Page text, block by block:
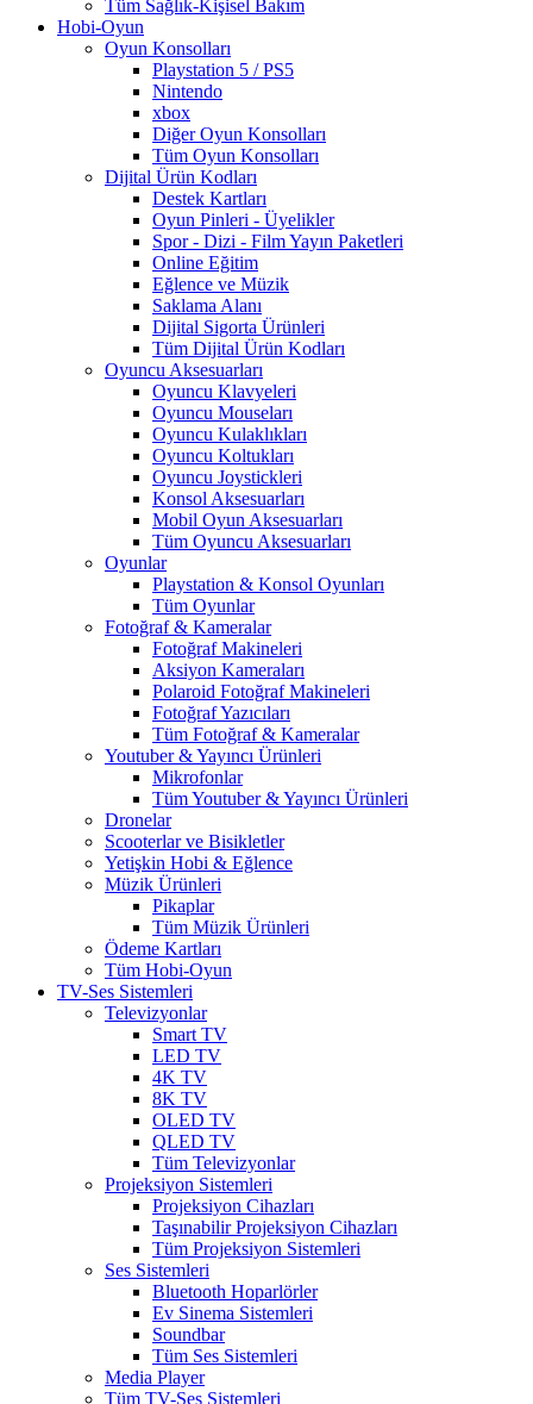
Tüm Sağlık-Kişisel Bakım
Hobi-Oyun
Oyun Konsolları
Playstation 5 / PS5
Nintendo
xbox
Diğer Oyun Konsolları
Tüm Oyun Konsolları
Dijital Ürün Kodları
Destek Kartları
Oyun Pinleri - Üyelikler
Spor - Dizi - Film Yayın Paketleri
Online Eğitim
Eğlence ve Müzik
Saklama Alanı
Dijital Sigorta Ürünleri
Tüm Dijital Ürün Kodları
Oyuncu Aksesuarları
Oyuncu Klavyeleri
Oyuncu Mouseları
Oyuncu Kulaklıkları
Oyuncu Koltukları
Oyuncu Joystickleri
Konsol Aksesuarları
Mobil Oyun Aksesuarları
Tüm Oyuncu Aksesuarları
Oyunlar
Playstation & Konsol Oyunları
Tüm Oyunlar
Fotoğraf & Kameralar
Fotoğraf Makineleri
Aksiyon Kameraları
Polaroid Fotoğraf Makineleri
Fotoğraf Yazıcıları
Tüm Fotoğraf & Kameralar
Youtuber & Yayıncı Ürünleri
Mikrofonlar
Tüm Youtuber & Yayıncı Ürünleri
Dronelar
Scooterlar ve Bisikletler
Yetişkin Hobi & Eğlence
Müzik Ürünleri
Pikaplar
Tüm Müzik Ürünleri
Ödeme Kartları
Tüm Hobi-Oyun
TV-Ses Sistemleri
Televizyonlar
Smart TV
LED TV
4K TV
8K TV
OLED TV
QLED TV
Tüm Televizyonlar
Projeksiyon Sistemleri
Projeksiyon Cihazları
Taşınabilir Projeksiyon Cihazları
Tüm Projeksiyon Sistemleri
Ses Sistemleri
Bluetooth Hoparlörler
Ev Sinema Sistemleri
Soundbar
Tüm Ses Sistemleri
Media Player
Tüm TV-Ses Sistemleri